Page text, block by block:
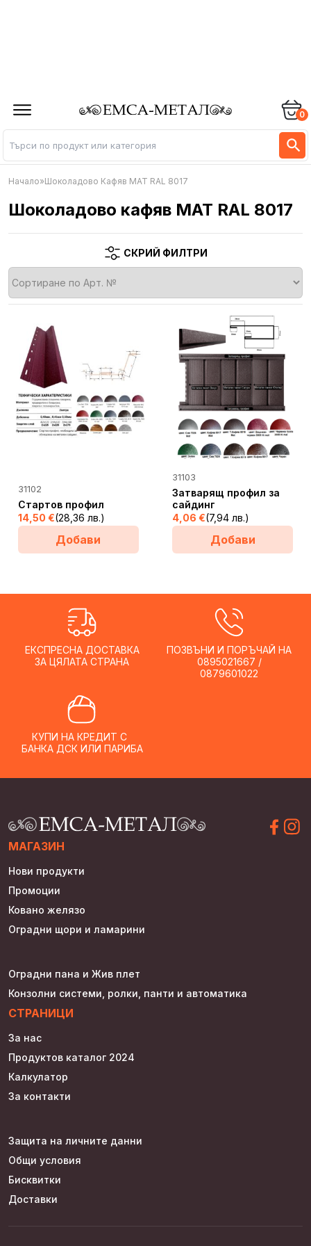
0
Начало»Шоколадово Кафяв МAT RAL 8017
Шоколадово кафяв МAT RAL 8017
СКРИЙ ФИЛТРИ
31102
Стартов профил
14,50 €(28,36 лв.)
Добави
This
product
has
variants.
on
31103
Затварящ профил за
сайдинг
4,06 €(7,94 лв.)
Добави
This
product
has
multiple
The
the
product
ЕКСПРЕСНА ДОСТАВКА
ЗА ЦЯЛАТА СТРАНА
ПОЗВЪНИ И ПОРЪЧАЙ НА
0895021667 /
0879601022
КУПИ НА КРЕДИТ С
БАНКА ДСК ИЛИ ПАРИБА
МАГАЗИН
Нови продукти
Промоции
Ковано желязо
Оградни щори и ламарини
Оградни пана и Жив плет
Конзолни системи, ролки, панти и автоматика
СТРАНИЦИ
За нас
Продуктов каталог 2024
Калкулатор
За контакти
Защита на личните данни
Общи условия
Бисквитки
Доставки